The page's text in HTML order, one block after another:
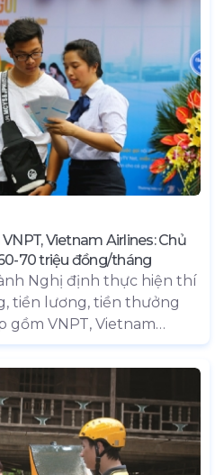
Vietnam Airlines: Chủ
70 triệu đồng/tháng
Nghị định thực hiện thí
tiền lương, tiền thưởng
gồm VNPT, Vietnam
lực thi hành từ ngày 1/4